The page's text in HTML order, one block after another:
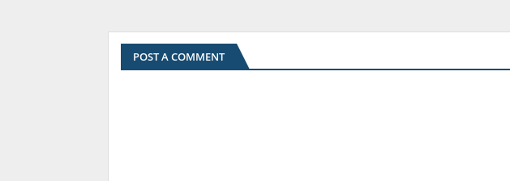
POST A COMMENT